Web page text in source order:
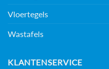
Vloertegels
Wastafels
KLANTENSERVICE